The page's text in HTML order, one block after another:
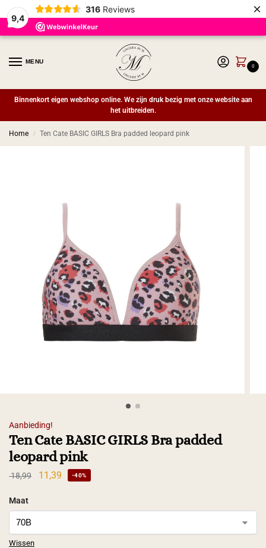
9,4
316 Reviews ×
MENU
0
Binnenkort eigen webshop online. We zijn druk bezig met onze website aan
het uitbreiden.
Home / Ten Cate BASIC GIRLS Bra padded leopard pink
Aanbieding!
Ten Cate BASIC GIRLS Bra padded
leopard pink
18,99 11,39 -40%
Maat
Wissen